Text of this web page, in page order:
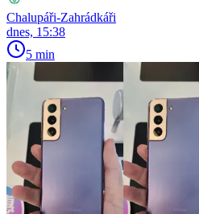
Chalupáři-Zahrádkáři
dnes, 15:38
5 min